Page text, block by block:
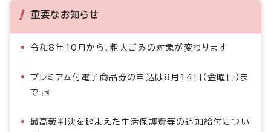
重要なお知らせ
令和8年10月から、粗大ごみの対象が変わります
プレミアム付電子商品券の申込は8月14日（金曜日）ま
で
最高裁判決を踏まえた生活保護費等の追加給付につい